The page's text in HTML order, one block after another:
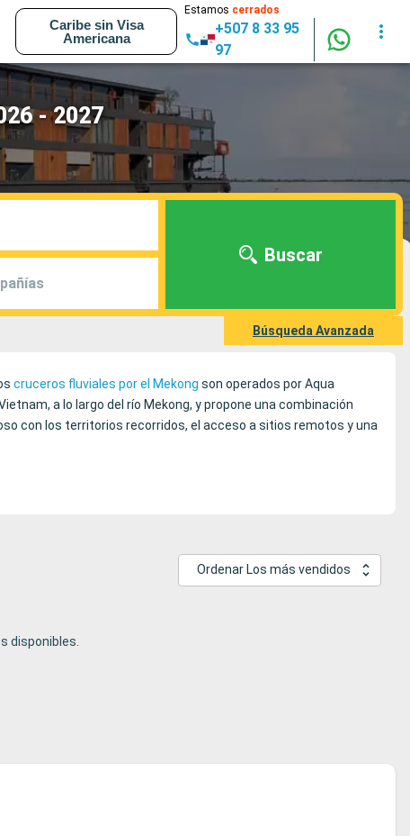
Caribe sin Visa
Americana
Estamos cerrados
+507 8 33 95
97
- 2027
Buscar
Búsqueda Avanzada
cruceros fluviales por el Mekong son operados por Aqua
a lo largo del río Mekong, y propone una combinación
con los territorios recorridos, el acceso a sitios remotos y una
Ordenar Los más vendidos
disponibles.